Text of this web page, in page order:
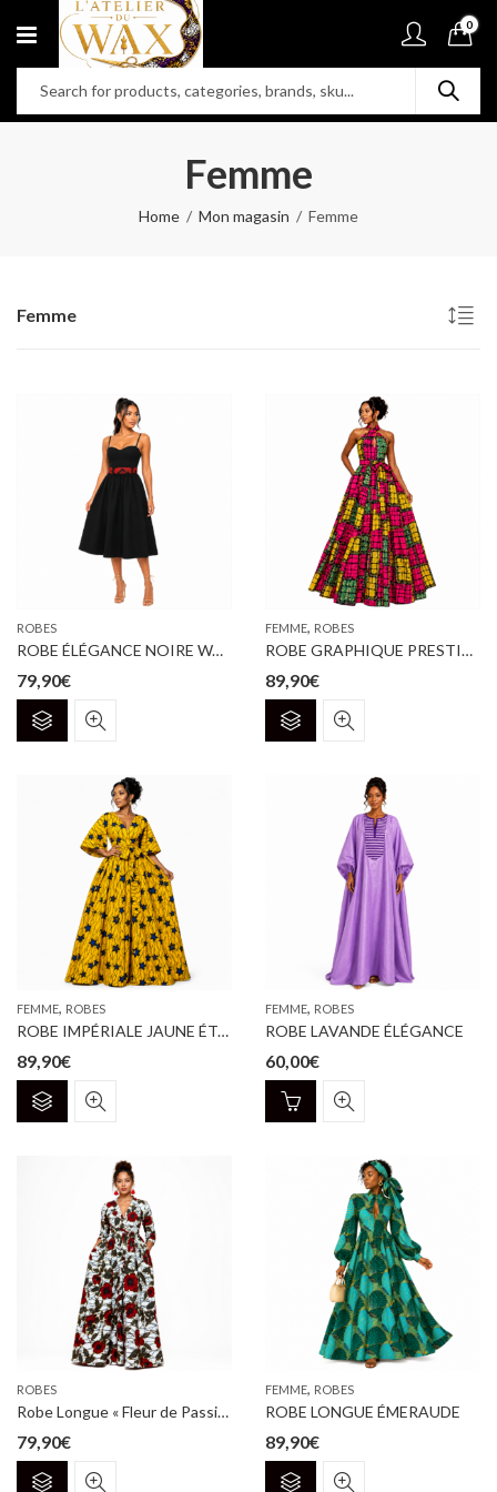
0
Femme
Home Mon magasin Femme
Femme
ROBES
ROBE ÉLÉGANCE NOIRE WAX
79,90€
produit
plusieurs
variations.
Les
options
peuvent
être
choisies
sur
la
page
du
produit
FEMME, ROBES
ROBE GRAPHIQUE PRESTIGE
89,90€
produit
plusieurs
variations.
options
peuvent
être
choisies
sur
la
page
du
produit
FEMME, ROBES
ROBE IMPÉRIALE JAUNE ÉTOILÉE
89,90€
produit
plusieurs
variations.
options
peuvent
être
choisies
sur
la
du
produit
FEMME, ROBES
ROBE LAVANDE ÉLÉGANCE
60,00€
ROBES
Robe Longue « Fleur de Passion »
79,90€
FEMME, ROBES
ROBE LONGUE ÉMERAUDE
89,90€